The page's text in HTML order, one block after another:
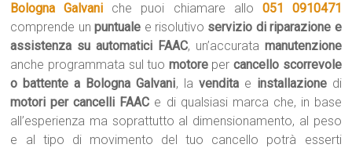
Bologna Galvani
che puoi chiamare allo 051 0910471
comprende unpuntuale e risolutivo servizio di riparazione e
assistenza su automatici FAAC, un’accurata manutenzione
anche programmata sul tuo motoreper cancello scorrevole
o battente a Bologna Galvani, la venditae installazionedi
motori per cancelli FAAC e di qualsiasi marca che, in base
all’esperienza ma soprattutto al dimensionamento, al peso
e al tipo di movimento del tuo cancello potrà esserti